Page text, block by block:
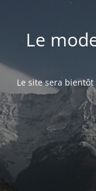
Le
Le site sera